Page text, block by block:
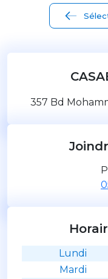
357 Bd
Lundi
Mardi